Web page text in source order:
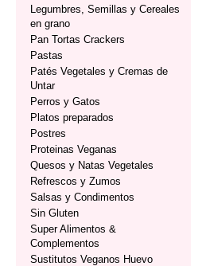
Legumbres, Semillas y Cereales
en grano
Pan Tortas Crackers
Pastas
Patés Vegetales y Cremas de
Untar
Perros y Gatos
Platos preparados
Postres
Proteinas Veganas
Quesos y Natas Vegetales
Refrescos y Zumos
Salsas y Condimentos
Sin Gluten
Super Alimentos &
Complementos
Sustitutos Veganos Huevo